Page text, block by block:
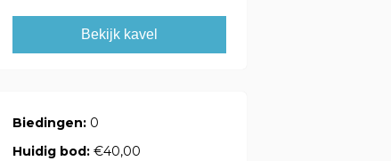
Bekijk kavel
Biedingen: 0
Huidig bod:€40,00